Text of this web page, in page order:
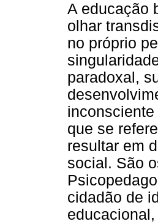
A educação
olhar
no próprio
paradoxal,
que se
resultar em
social. São
cidadão de